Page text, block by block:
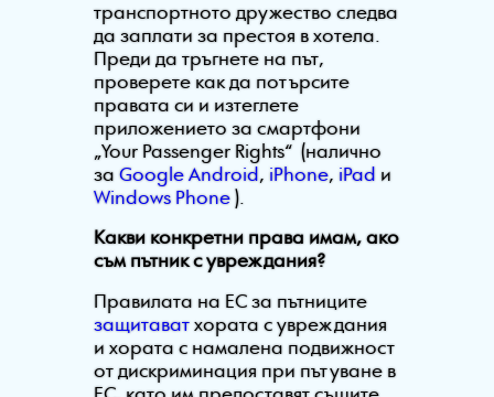
транспортното дружество следва
да заплати за престоя в хотела.
Преди да тръгнете на път,
проверете как да потърсите
правата си и изтеглете
приложението за смартфони
„Your Passenger Rights“ (налично
за Google Android , iPhone, iPad и
Windows Phone).
Какви конкретни права имам, ако
съм пътник с увреждания?
Правилата на ЕС за пътниците
защитаватхората с увреждания
и хората с намалена подвижност
от дискриминация при пътуване в